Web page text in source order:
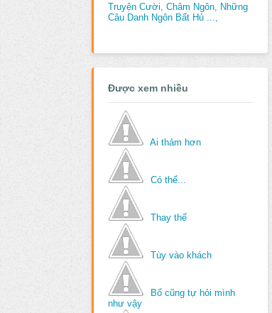
Truyện Cười, Châm Ngôn, Những
Câu Danh Ngôn Bất Hủ ...,
Được xem nhiều
Ai thảm hơn
Có thể...
Thay thế
Tùy vào khách
Bố cũng tự hỏi mình
như vậy